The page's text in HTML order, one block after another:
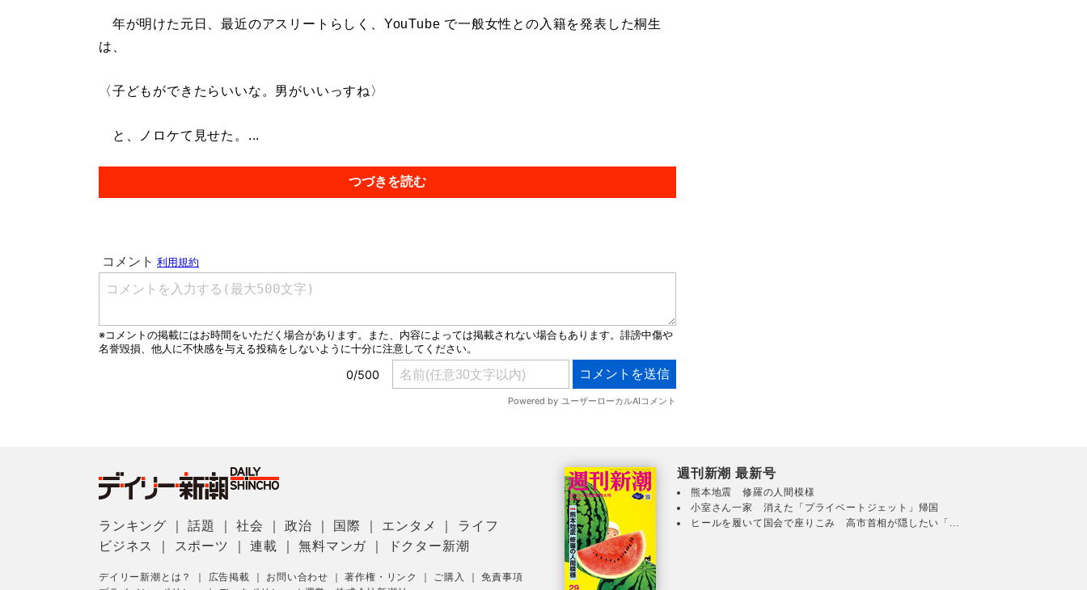
年が明けた元日、最近のアスリートらしく、YouTube で一般女性との入籍を発表した桐生
は、
〈子どもができたらいいな。男がいいっすね〉
と、ノロケて見せた。...
つづきを読む
ランキング ｜話題 ｜社会 ｜政治 国際 エンタメ
ライフ
ビジネス
スポーツ ｜連載 ｜無料マンガ ドクター新潮
デイリー新潮とは？ ｜ 広告掲載 ｜ お問い合わせ ｜著作権・リンク ｜ ご購入 ｜免責事項
週刊新潮 最新号
熊本地震 修羅の人間模様
小室さん一家 消えた「プライベートジェット」帰国
ヒールを履いて国会で座りこみ 高市首相が隠したい「...